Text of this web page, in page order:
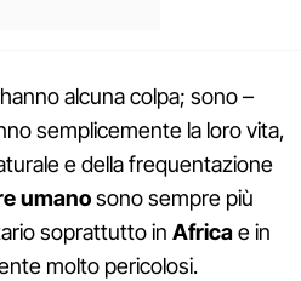
alcuna colpa; sono –
semplicemente la loro vita,
e della frequentazione
umanosono sempre più
soprattutto in Africae in
molto pericolosi.